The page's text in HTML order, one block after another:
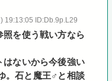
19:13:05 ID:Db.9p.L29
照を使う戦い方なら
はないから今後強い
。石と魔王♂と相談